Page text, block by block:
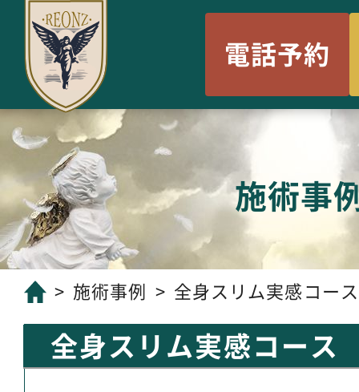
電話予約
施術事
施術事例 全身スリム実感コース
全身スリム実感コース